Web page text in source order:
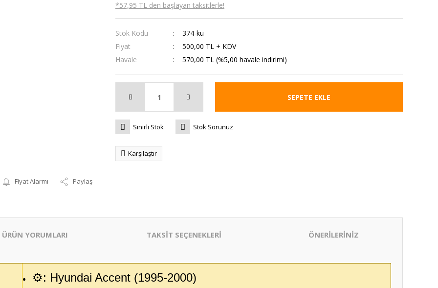
Fiyat Alarmı Paylaş
*57,95 TL den başlayan taksitlerle!
Stok Kodu
374-ku
Fiyat
500,00 TL + KDV
Havale
570,00 TL (%5,00 havale indirimi)
SEPETE EKLE
Sınırlı Stok Stok Sorunuz
Karşılaştır
ÜRÜN YORUMLARI TAKSİT SEÇENEKLERİ ÖNERİLERİNİZ
⚙️: Hyundai Accent (1995-2000)